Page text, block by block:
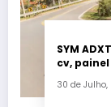
SYM
cv, painel
30 de Julho,